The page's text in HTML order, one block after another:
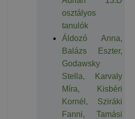
osztályos
tanulók
Áldozó Anna,
Balázs Eszter,
Godawsky
Stella, Karvaly
Míra, Kisbéri
Kornél, Sziráki
Fanni, Tamási